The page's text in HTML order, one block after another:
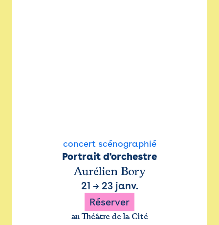
concert scénographié
Portrait d'orchestre
Aurélien Bory
21 → 23 janv.
Réserver
au Théâtre de la Cité